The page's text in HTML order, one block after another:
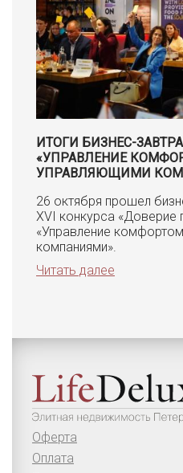
ИТОГИ БИЗНЕС-
«УПРАВЛЕНИЕ
УПРАВЛЯЮЩИМИ
26 октября прошел
XVI конкурса «Доверие
«Управление
компаниями».
Читать далее
Оферта
Оплата